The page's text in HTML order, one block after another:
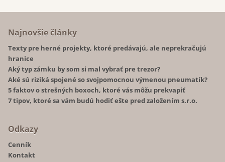
Najnovšie články
Texty pre herné projekty, ktoré predávajú, ale neprekračujú
hranice
Aký typ zámku by som si mal vybrať pre trezor?
Aké sú riziká spojené so svojpomocnou výmenou pneumatík?
5 faktov o strešných boxoch, ktoré vás môžu prekvapiť
7 tipov, ktoré sa vám budú hodiť ešte pred založením s.r.o.
Odkazy
Cenník
Kontakt